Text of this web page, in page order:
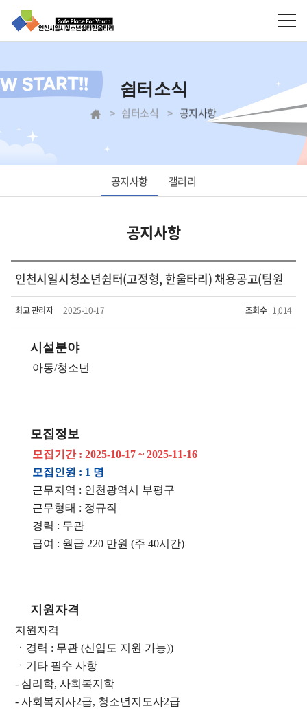
쉼터소식
쉼터소식 공지사항
공지사항 갤러리
공지사항
인천시일시청소년쉼터(고정형, 한울타리) 채용공고(팀원
최고 관리자 2025-10-17 조회수 1,014
시설분야
아동/청소년
모집정보
모집기간 : 2025-10-17 ~ 2025-11-16
모집인원 : 1 명
근무지역 : 인천광역시 부평구
근무형태 : 정규직
경력 : 무관
급여 : 월급 220 만원 (주 40시간)
지원자격
지원자격
ㆍ경력 : 무관 (신입도 지원 가능))
ㆍ기타 필수 사항
- 심리학, 사회복지학
- 사회복지사2급, 청소년지도사2급